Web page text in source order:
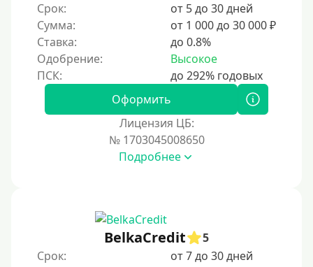
За час
Срочные
Моментальные онлайн
Экспресс
В день обращения
С 21 года
Срок:
от 5 до 30 дней
Сумма:
от 1 000 до 30 000 ₽
Ставка:
до 0.8%
Одобрение:
Высокое
Оформить
Лицензия ЦБ:
№ 1703045008650
Подробнее
BelkaCredit
5
Срок:
от 7 до 30 дней